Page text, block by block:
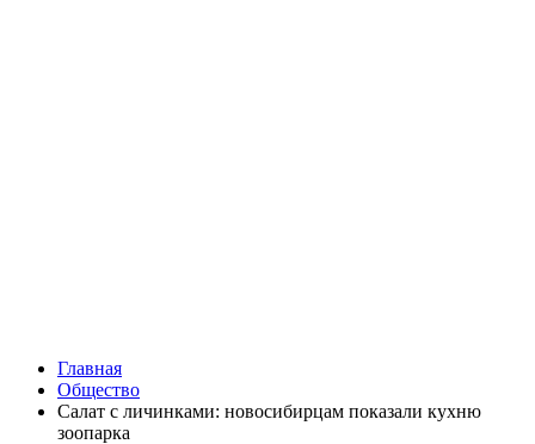
Главная
Общество
Салат с личинками: новосибирцам показали кухню
зоопарка